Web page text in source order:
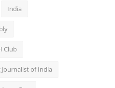
India
Club
of India